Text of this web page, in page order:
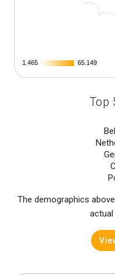
1.465
1.465 65.149
65.149
Top
The demographics
actual